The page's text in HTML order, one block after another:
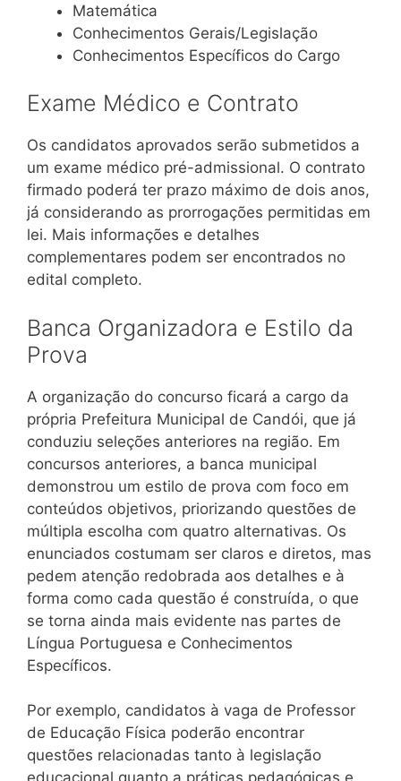
Matemática
Conhecimentos Gerais/Legislação
Conhecimentos Específicos do Cargo
Exame Médico e Contrato
Os candidatos aprovados serão submetidos a
um exame médico pré-admissional. O contrato
firmado poderá ter prazo máximo de dois anos,
já considerando as prorrogações permitidas em
lei. Mais informações e detalhes
complementares podem ser encontrados no
edital completo.
Banca Organizadora e Estilo da
Prova
A organização do concurso ficará a cargo da
própria Prefeitura Municipal de Candói, que já
conduziu seleções anteriores na região. Em
concursos anteriores, a banca municipal
demonstrou um estilo de prova com foco em
conteúdos objetivos, priorizando questões de
múltipla escolha com quatro alternativas. Os
enunciados costumam ser claros e diretos, mas
pedem atenção redobrada aos detalhes e à
forma como cada questão é construída, o que
se torna ainda mais evidente nas partes de
Língua Portuguesa e Conhecimentos
Específicos.
Por exemplo, candidatos à vaga de Professor
de Educação Física poderão encontrar
questões relacionadas tanto à legislação